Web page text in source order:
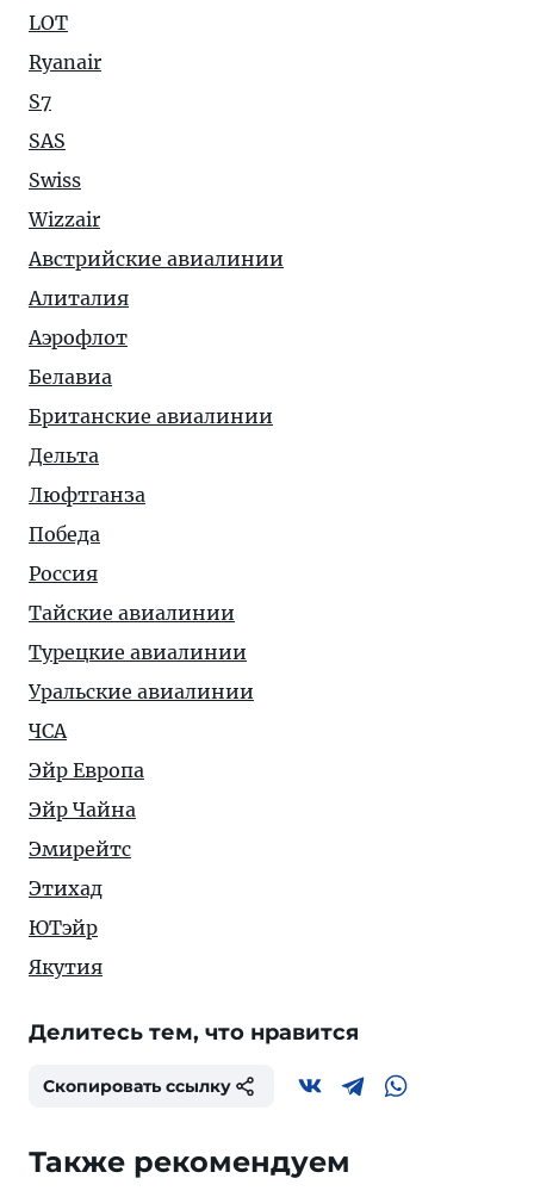
LOT
Ryanair
S7
SAS
Swiss
Wizzair
Австрийские авиалинии
Алиталия
Аэрофлот
Белавиа
Британские авиалинии
Дельта
Люфтганза
Победа
Россия
Тайские авиалинии
Турецкие авиалинии
Уральские авиалинии
ЧСА
Эйр Европа
Эйр Чайна
Эмирейтс
Этихад
ЮТэйр
Якутия
Делитесь тем, что нравится
Скопировать ссылку
Также рекомендуем